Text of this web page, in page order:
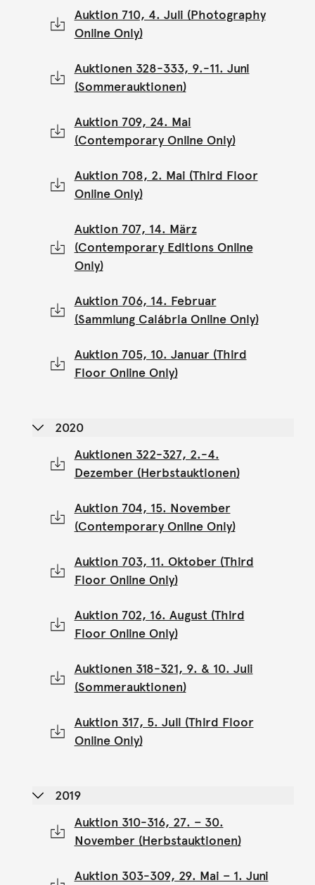
Auktion 710, 4. Juli (Photography
Online Only)
Auktionen 328-333, 9.-11. Juni
(Sommerauktionen)
Auktion 709, 24. Mai
(Contemporary Online Only)
Auktion 708, 2. Mai (Third Floor
Online Only)
Auktion 707, 14. März
(Contemporary Editions Online
Only)
Auktion 706, 14. Februar
(Sammlung Calábria Online Only)
Auktion 705, 10. Januar (Third
Floor Online Only)
2020
Auktionen 322-327, 2.-4.
Dezember (Herbstauktionen)
Auktion 704, 15. November
(Contemporary Online Only)
Auktion 703, 11. Oktober (Third
Floor Online Only)
Auktion 702, 16. August (Third
Floor Online Only)
Auktionen 318-321, 9. & 10. Juli
(Sommerauktionen)
Auktion 317, 5. Juli (Third Floor
Online Only)
2019
Auktion 310-316, 27. – 30.
November (Herbstauktionen)
Auktion 303-309, 29. Mai – 1. Juni